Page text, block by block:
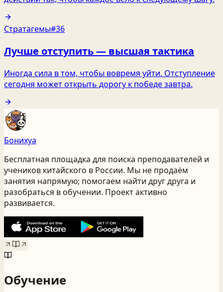
Стратагемы#36
Лучше отступить — высшая тактика
Иногда сила в том, чтобы вовремя уйти. Отступление
сегодня может открыть дорогу к победе завтра.
Бонихуа
Бесплатная площадка для поиска преподавателей и
учеников китайского в России. Мы не продаём
занятия напрямую; помогаем найти друг друга и
разобраться в обучении. Проект активно
развивается.
Обучение